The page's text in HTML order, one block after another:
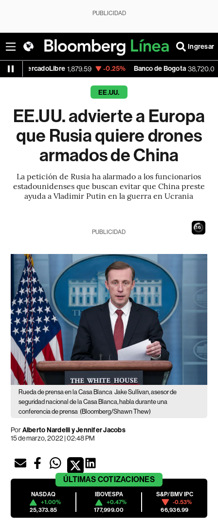
PUBLICIDAD
Ingresar
1,879.59 -0.25% Banco de Bogota 38,720.00 +3.25%
EE.UU.
EE.UU. advierte a Europa
que Rusia quiere drones
armados de China
La petición de Rusia ha alarmado a los funcionarios
estadounidenses que buscan evitar que China preste
ayuda a Vladimir Putin en la guerra en Ucrania
14
PUBLICIDAD
Rueda de prensa en la Casa Blanca Jake Sullivan, asesor de
seguridad nacional de la Casa Blanca, habla durante una
conferencia de prensa (Bloomberg/Shawn Thew)
PorAlberto Nardelli y Jennifer Jacobs
15 de marzo, 2022 | 02:48 PM
ÚLTIMAS COTIZACIONES
NASDAQ
+1.00%
25,373.85
IBOVESPA
+0.47%
177,999.00
S&P/BMV IPC
-0.53%
66,936.99